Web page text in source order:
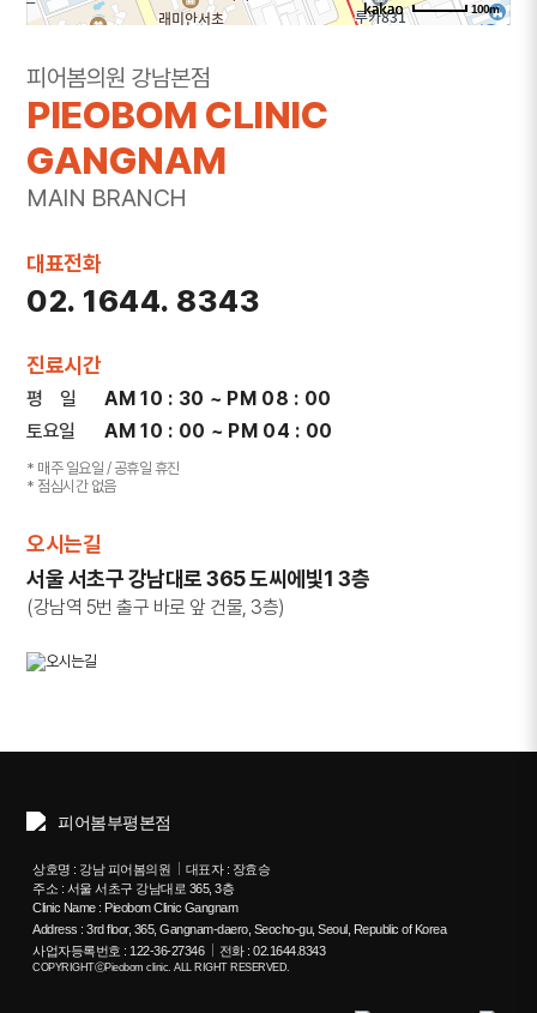
100m
301~302호
전화
1644-8343
피어봄의원 강남본점
PIEOBOM CLINIC
GANGNAM
MAIN BRANCH
대표전화
02. 1644. 8343
진료시간
평 일
AM 10 : 30 ~ PM 08 : 00
토요일
AM 10 : 00 ~ PM 04 : 00
* 매주 일요일 / 공휴일 휴진
* 점심시간 없음
오시는길
서울 서초구 강남대로 365 도씨에빛1 3층
(강남역 5번 출구 바로 앞 건물, 3층)
상호명 : 강남 피어봄의원
대표자 : 장효승
주소 : 서울 서초구 강남대로 365, 3층
Clinic Name : Pieobom Clinic Gangnam
Address : 3rd floor, 365, Gangnam-daero, Seocho-gu, Seoul, Republic of Korea
사업자등록번호 : 122-36-27346
전화 : 02.1644.8343
COPYRIGHTⓒPieobom clinic. ALL RIGHT RESERVED.